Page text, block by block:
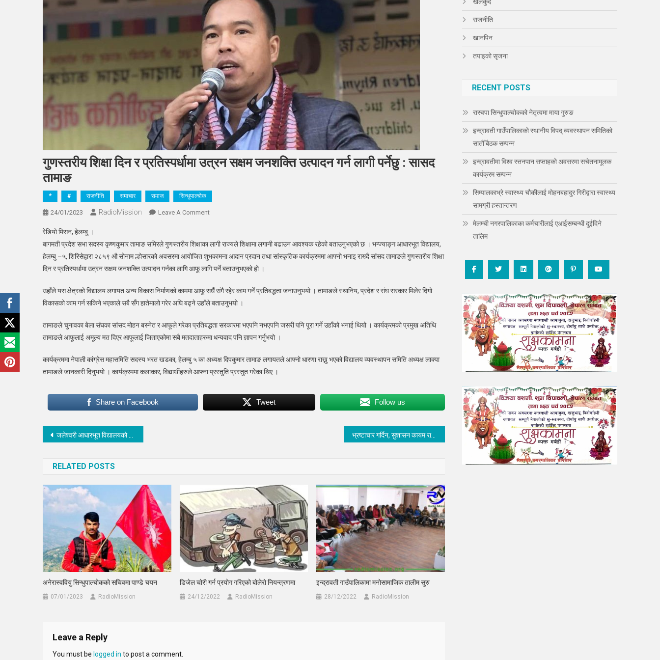
गुणस्तरीय शिक्षा दिन र प्रतिस्पर्धामा उत्रन सक्षम जनशक्ति उत्पादन गर्न लागी पर्नेछु : सासद
तामाङ
* # राजनीति समाचार समाज सिन्धुपाल्चोक
24/01/2023 RadioMission Leave A CommentOn
दिन
र
प्रतिस्पर्धामा
सक्षम
जनशक्ति
गर्न
लागी
:
सासद
रेडियो मिसन, हेलम्बु ।
बागमती प्रदेश सभा सदस्य कृष्णकुमार तामाङ समिरले गुणस्तरीय शिक्षाका लागी राज्यले शिक्षामा लगानी बढाउन आवश्यक रहेको बताउनुभएको छ । भन्ज्याङ्ग आधारभूत विद्यालय,
हेलम्बु –५, शिरिसेद्वारा २८५९ औ सोनाम ल्होसारको अवसरमा आयोजित शुभकामना आदान प्रदान तथा सांस्कृतिक कार्यक्रममा आफ्नो भनाइ राख्दै सांसद तामाङले गुणस्तरीय शिक्षा
दिन र प्रतिस्पर्धामा उत्रन सक्षम जनशक्ति उत्पादन गर्नका लागि आफू लागि पर्ने बताउनुभएको हो ।
उहाँले यस क्षेत्रको विद्यालय लगायत अन्य विकास निर्माणको काममा आफू सधैँ संंगै रहेर काम गर्ने प्रतिबद्धता जनाउनुभयो । तामाङले स्थानिय, प्रदेश र संघ सरकार मिलेर दिगो
विकासको काम गर्न सकिने भएकाले सबै सँग हातेमालो गरेर अघि बढ्ने उहाँले बताउनुभयो ।
तामाङले चुनावका बेला संघका सांसद मोहन बस्नेत र आफूले गरेका प्रतिबद्धता सरकारमा भएपनि नभएपनि जसरी पनि पूरा गर्ने उहाँको भनाई थियो । कार्यक्रमको प्रमुख अतिथि
तामाङले आफूलाई अमूल्य मत दिएर आफूलाई जिताएकोमा सबै मतदाताहरुमा धन्यवाद पनि ज्ञापन गर्नुभयो ।
कार्यक्रममा नेपाली कांग्रेस महासमिति सदस्य भरत खडका, हेलम्बु ५ का अध्यक्ष दिपकुमार तामाङ लगायतले आफ्नो धारणा राख्नु भएको विद्यालय व्यवस्थापन समिति अध्यक्ष लाक्पा
तामाङले जानकारी दिनुभयो । कार्यक्रममा कलाकार, विद्यार्थीहरुले आफ्ना प्रस्तुति प्रस्तुत गरेका थिए ।
Share on Facebook Tweet Follow us
Post
जलेश्वरी आधारभूत विद्यालयको ६९ औँ वार्षिकोत्सव सम्पन्न भ्रष्टाचार गर्दिन, सुशासन कायम राख्छु : अध्यक्ष नेपाल
RELATED POSTS
अनेरास्ववियु सिन्धुपाल्चोकको सचिवमा पाण्डे चयन
07/01/2023 RadioMission
डिजेल चोरी गर्न प्रयोग गरिएको बोलेरो नियन्त्रणमा
24/12/2022 RadioMission
इन्द्रावती गाउँपालिकामा मनोसामाजिक तालीम सुरु
28/12/2022 RadioMission
Leave a Reply
You must be logged in to post a comment.
खेलकुद
राजनीति
खानपिन
तपाइको सृजना
RECENT POSTS
रास्वपा सिन्धुपाल्चोकको नेतृत्वमा माया गुरुङ
इन्द्रावती गाउँपालिकाको स्थानीय विपद् व्यवस्थापन समितिको
सातौँ बैठक सम्पन्न
इन्द्रावतीमा विश्व स्तनपान सप्ताहको अवसरमा सचेतनामूलक
कार्यक्रम सम्पन्न
सिम्पालकाभ्रे स्वास्थ्य चौकीलाई मोहनबहादुर गिरीद्वारा स्वास्थ्य
सामग्री हस्तान्तरण
मेलम्ची नगरपालिकाका कर्मचारीलाई एआईसम्बन्धी दुईदिने
तालिम